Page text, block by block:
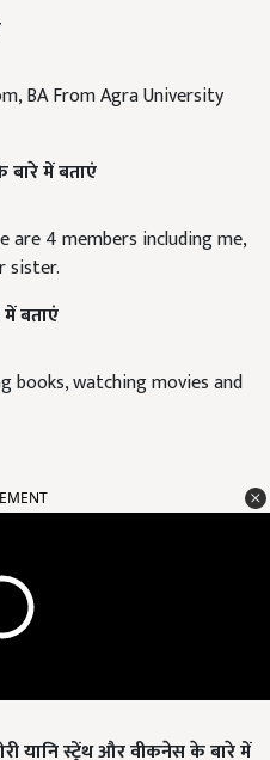
BA From Agra University
बारे में बताएं
4 members including me,
sister.
बताएं
watching movies and
यानि स्ट्रेंथ और वीकनेस के बारे में